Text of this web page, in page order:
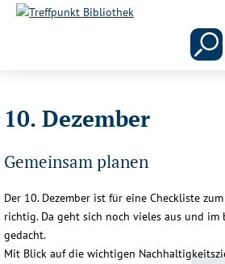
10. Dezember
Gemeinsam planen
Der 10. Dezember ist für eine Checkliste
richtig. Da geht sich noch vieles aus und im
gedacht.
Mit Blick auf die wichtigen